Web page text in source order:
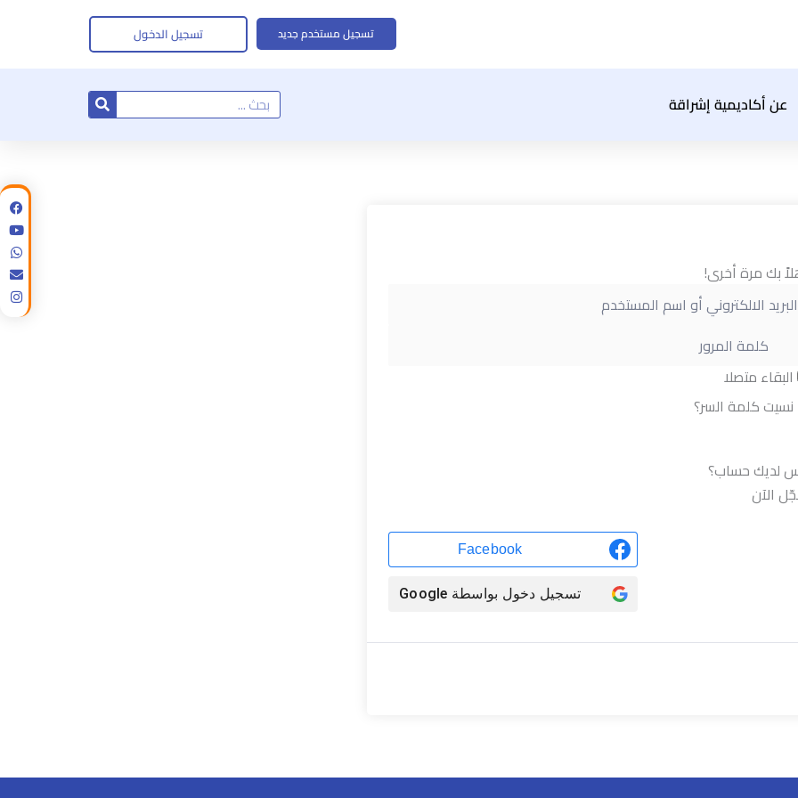
تسجيل مستخدم جديد تسجيل الدخول
عن أكاديمية إشراقة Search
بك مرة أخرى!
البقاء متصلا
نسيت كلمة السر؟
لديك حساب؟
الآن
Facebook
تسجيل دخول بواسطة Google